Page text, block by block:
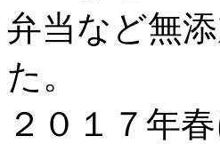
弁当など無
た。
２０１７年